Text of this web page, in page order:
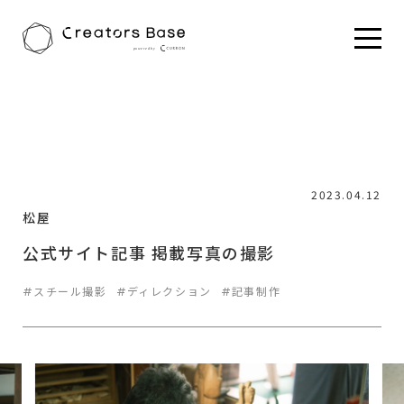
HOME
2023.04.12
松屋
公式サイト記事 掲載写真の撮影
スチール撮影 ディレクション 記事制作